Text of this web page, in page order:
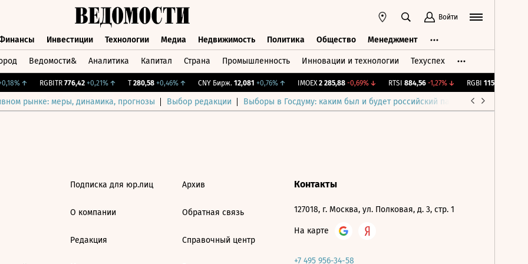
Войти
Инвестиции Технологии Медиа Недвижимость Политика Общество Менеджмент
Ведомости& Аналитика Капитал Страна Промышленность Инновации и технологии Техуспех
↑ RGBITR 776,42 +0,21%↑ 280,58 +0,46%↑ CNY Бирж. 12,081 +0,76%↑ IMOEX 2 285,88 -0,69%↓ RTSI 884,56 -1,27%↓ RGBI 115,35
рынке: меры, динамика, прогнозы Выбор редакции Выборы в Госдуму: каким был и будет российский парламент
Подписка для юр.лиц
О компании
Редакция
Архив
Обратная связь
Справочный центр
Контакты
127018, г. Москва, ул. Полковая, д. 3, стр. 1
На карте
+7 495 956-34-58